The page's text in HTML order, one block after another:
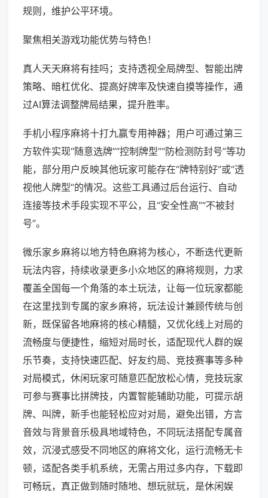
规则，维护公平环境。
聚焦相关游戏功能优势与特色！
真人天天麻将有挂吗；支持透视全局牌型、智能出牌
策略、暗杠优化、提高好牌率及快速自摸等操作，通
过AI算法调整牌局结果，提升胜率。
手机小程序麻将十打九赢专用神器；用户可通过第三
方软件实现“随意选牌”“控制牌型”“防检测防封号”等功
能，部分用户反映其他玩家可能存在“牌特别好”或“透
视他人牌型”的情况。这些工具通过后台运行、自动
连接等技术手段实现不平公，且“安全性高”“不被封
号”。
微乐家乡麻将以地方特色麻将为核心，不断迭代更新
玩法内容，持续收录更多小众地区的麻将规则，力求
覆盖全国每一个角落的本土玩法，让每一位玩家都能
在这里找到专属的家乡麻将，玩法设计兼顾传统与创
新，既保留各地麻将的核心精髓，又优化线上对局的
流畅度与便捷性，缩短对局时长，适配现代人群的娱
乐节奏，支持快速匹配、好友约局、竞技赛事等多种
对局模式，休闲玩家可随意匹配放松心情，竞技玩家
可参与赛事比拼牌技，内置智能辅助功能，可提示胡
牌、叫牌，新手也能轻松应对对局，避免出错，方言
音效与背景音乐极具地域特色，不同玩法搭配专属音
效，沉浸式感受不同地区的麻将文化，运行流畅无卡
顿，适配各类手机系统，无需占用过多内存，下载即
可畅玩，真正做到随时随地、想玩就玩，是休闲娱